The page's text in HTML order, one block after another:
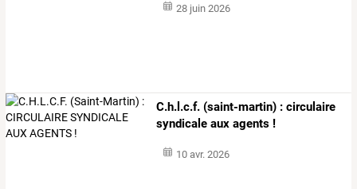
28 juin 2026
C.h.l.c.f. (saint-martin) : circulaire
syndicale aux agents !
10 avr. 2026